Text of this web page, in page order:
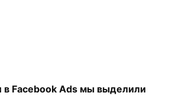
в Facebook Ads мы выделили